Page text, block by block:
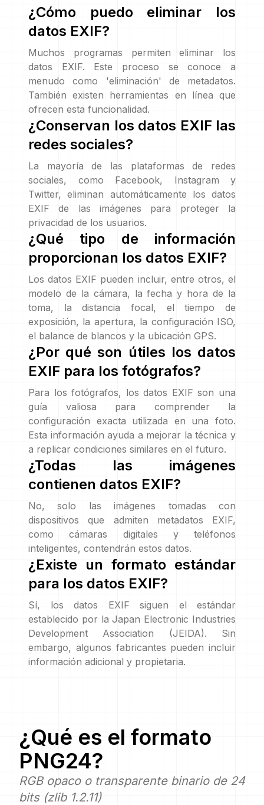
¿Cómo puedo eliminar los
datos EXIF?
Muchos programas permiten eliminar los
datos EXIF. Este proceso se conoce a
menudo como 'eliminación' de metadatos.
También existen herramientas en línea que
ofrecen esta funcionalidad.
¿Conservan los datos EXIF las
redes sociales?
La mayoría de las plataformas de redes
sociales, como Facebook, Instagram y
Twitter, eliminan automáticamente los datos
EXIF de las imágenes para proteger la
privacidad de los usuarios.
¿Qué tipo de información
proporcionan los datos EXIF?
Los datos EXIF pueden incluir, entre otros, el
modelo de la cámara, la fecha y hora de la
toma, la distancia focal, el tiempo de
exposición, la apertura, la configuración ISO,
el balance de blancos y la ubicación GPS.
¿Por qué son útiles los datos
EXIF para los fotógrafos?
Para los fotógrafos, los datos EXIF son una
guía valiosa para comprender la
configuración exacta utilizada en una foto.
Esta información ayuda a mejorar la técnica y
a replicar condiciones similares en el futuro.
¿Todas las imágenes
contienen datos EXIF?
No, solo las imágenes tomadas con
dispositivos que admiten metadatos EXIF,
como cámaras digitales y teléfonos
inteligentes, contendrán estos datos.
¿Existe un formato estándar
para los datos EXIF?
Sí, los datos EXIF siguen el estándar
establecido por la Japan Electronic Industries
Development Association (JEIDA). Sin
embargo, algunos fabricantes pueden incluir
información adicional y propietaria.
¿Qué es el formato
PNG24?
RGB opaco o transparente binario de 24
bits (zlib 1.2.11)